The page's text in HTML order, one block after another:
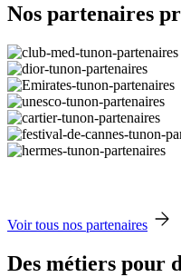
Nos partenaires
Voir tous nos partenaires
Des métiers pour